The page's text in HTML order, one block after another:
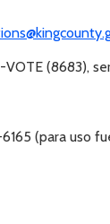
(8683),
(para uso